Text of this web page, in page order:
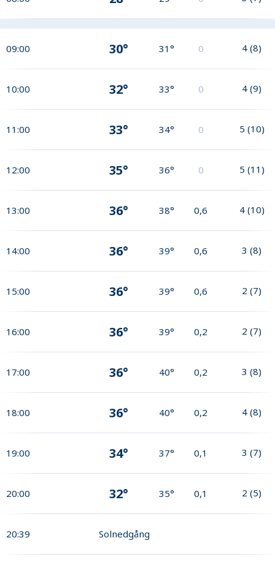
09:00 30° 31° 0 4 (8)
10:00 32° 33° 0 4 (9)
11:00 33° 34° 0 5 (10)
12:00 35° 36° 0 5 (11)
13:00 36° 38° 0,6 4 (10)
14:00 36° 39° 0,6 3 (8)
15:00 36° 39° 0,6 2 (7)
16:00 36° 39° 0,2 2 (7)
17:00 36° 40° 0,2 3 (8)
18:00 36° 40° 0,2 4 (8)
19:00 34° 37° 0,1 3 (7)
20:00 32° 35° 0,1 2 (5)
20:39 Solnedgång